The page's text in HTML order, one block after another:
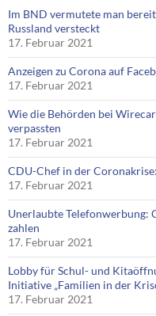
Im BND vermutete man
Russland versteckt
17. Februar 2021
Anzeigen zu Corona auf
17. Februar 2021
Wie die Behörden bei
verpassten
17. Februar 2021
CDU-Chef in der
17. Februar 2021
Unerlaubte Telefonwerbung:
zahlen
17. Februar 2021
Lobby für Schul- und
Initiative „Familien in der
17. Februar 2021